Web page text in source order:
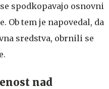
spodkopavajo osnovni
Ob tem je napovedal, da
sredstva, obrnili se
nad